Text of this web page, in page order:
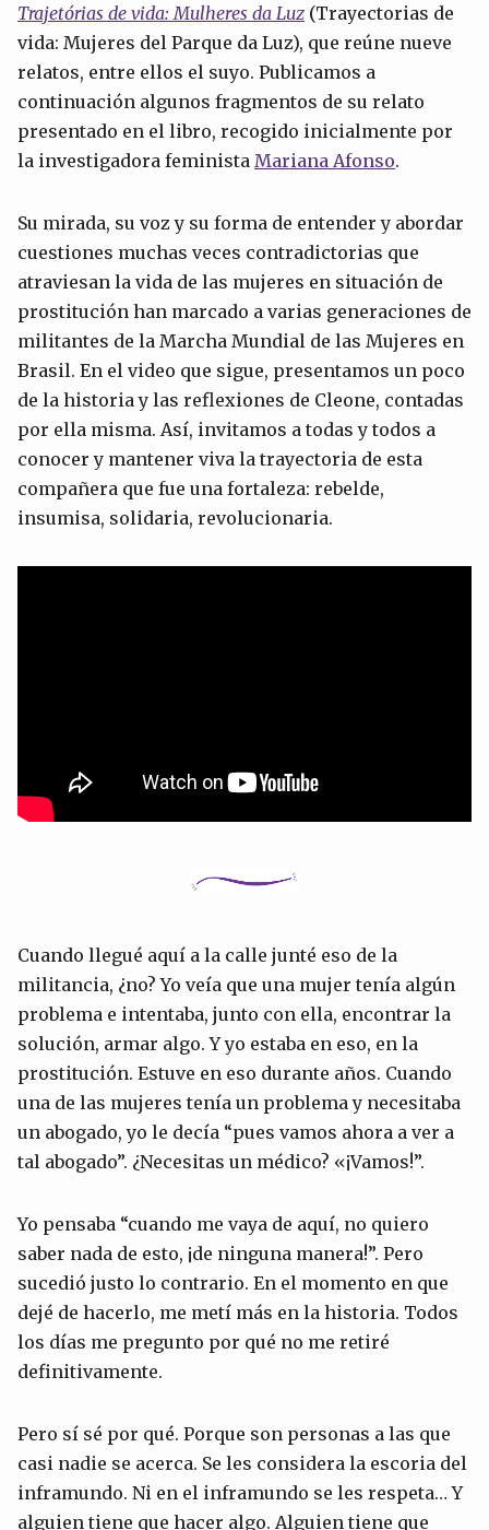
Trajetórias de vida: Mulheres da Luz (Trayectorias de
vida: Mujeres del Parque da Luz), que reúne nueve
relatos, entre ellos el suyo. Publicamos a
continuación algunos fragmentos de su relato
presentado en el libro, recogido inicialmente por
la investigadora feminista Mariana Afonso.
Su mirada, su voz y su forma de entender y abordar
cuestiones muchas veces contradictorias que
atraviesan la vida de las mujeres en situación de
prostitución han marcado a varias generaciones de
militantes de la Marcha Mundial de las Mujeres en
Brasil. En el video que sigue, presentamos un poco
de la historia y las reflexiones de Cleone, contadas
por ella misma. Así, invitamos a todas y todos a
conocer y mantener viva la trayectoria de esta
compañera que fue una fortaleza: rebelde,
insumisa, solidaria, revolucionaria.
Cuando llegué aquí a la calle junté eso de la
militancia, ¿no? Yo veía que una mujer tenía algún
problema e intentaba, junto con ella, encontrar la
solución, armar algo. Y yo estaba en eso, en la
prostitución. Estuve en eso durante años. Cuando
una de las mujeres tenía un problema y necesitaba
un abogado, yo le decía “pues vamos ahora a ver a
tal abogado”. ¿Necesitas un médico? «¡Vamos!”.
Yo pensaba “cuando me vaya de aquí, no quiero
saber nada de esto, ¡de ninguna manera!”. Pero
sucedió justo lo contrario. En el momento en que
dejé de hacerlo, me metí más en la historia. Todos
los días me pregunto por qué no me retiré
definitivamente.
Pero sí sé por qué. Porque son personas a las que
casi nadie se acerca. Se les considera la escoria del
inframundo. Ni en el inframundo se les respeta… Y
alguien tiene que hacer algo. Alguien tiene que